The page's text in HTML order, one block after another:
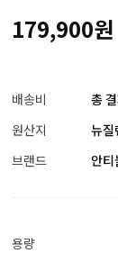
179,900원
배송비
총
원산지
뉴질
브랜드
안티
용량